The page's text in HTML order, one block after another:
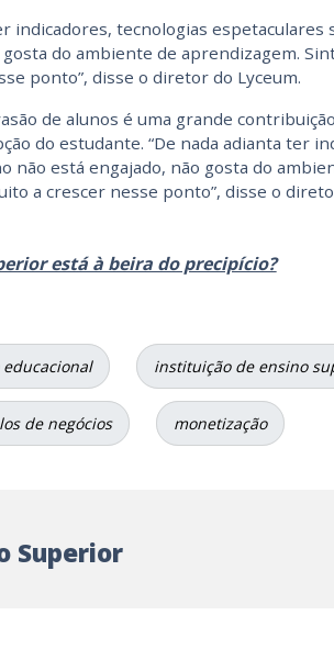
indicadores, tecnologias espetaculares
do ambiente de aprendizagem.
ponto”, disse o diretor do Lyceum.
de alunos é uma grande
do estudante. “De nada adianta ter
não está engajado, não gosta do
a crescer nesse ponto”, disse o
está à beira do precipício?
educacional instituição de ensino
de negócios monetização
Superior